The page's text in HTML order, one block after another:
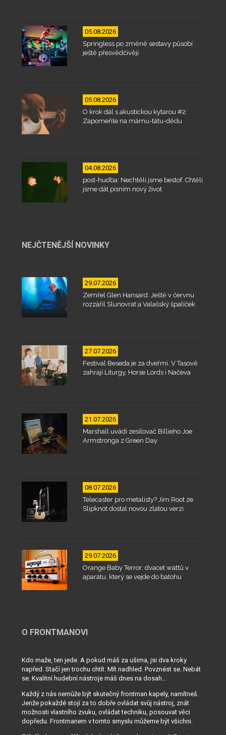
05.08.2026
Springless po změně sestavy působí
ještě přesvědčivěji
05.08.2026
O krok dál s akustickou kytarou #2:
Zapomeňte na mámu-tátu-dědu
04.08.2026
post-hudba: Nechtěli jsme bestof. Chtěli
jsme dát písním nový život
NEJČTENĚJŠÍ NOVINKY
29.07.2026
Zemřel Glen Hansard. Ještě v červnu
rozzářil Slunovrat a Valašský špalíček
27.07.2026
Festival Beseda je za dveřmi. V Tasově
zahrají Liturgy, Horse Lords i Načeva
21.07.2026
Marshall uvádí zesilovač Billieho Joe
Armstronga z Green Day
08.07.2026
Telecaster pro metalisty? Jim Root ze
Slipknot dostal novou zlatou verzi
29.07.2026
Orange Baby Terror: dvacet wattů v
aparátu, který se vejde do batohu
O FRONTMANOVI
Kdo maže, ten jede. A pokud máš za ušima, jsi dva kroky
napřed. Stačí jen trochu chtít. Mít nadhled. Povznést se. Nebát
se. Kvalitní hudební nástroje máš dnes na dosah...
Každý z nás nemůže být skutečný frontman kapely, namítneš.
Jenže pokaždé stojí za to dobře ovládat svůj nástroj, znát
možnosti vlastního zvuku, ovládat techniku, posouvat věci
dopředu. Frontmanem v tomto smyslu můžeme být všichni.